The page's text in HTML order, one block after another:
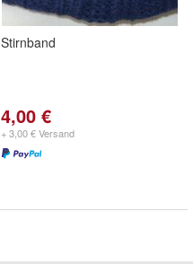
Stirnband
4,00 €
+ 3,00 € Versand